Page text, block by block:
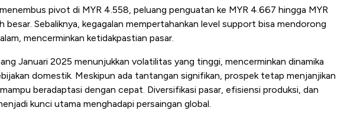
pivot di MYR 4.558, peluang penguatan ke MYR 4.667 hingga MYR
besar. Sebaliknya, kegagalan mempertahankan level support bisa mendorong
mencerminkan ketidakpastian pasar.
Januari 2025 menunjukkan volatilitas yang tinggi, mencerminkan dinamika
domestik. Meskipun ada tantangan signifikan, prospek tetap menjanjikan
beradaptasi dengan cepat. Diversifikasi pasar, efisiensi produksi, dan
kunci utama menghadapi persaingan global.